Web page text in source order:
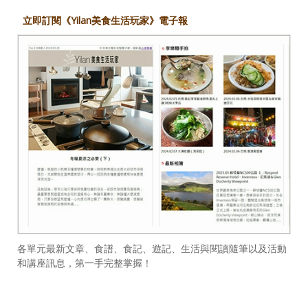
立即訂閱《Yilan美食生活玩家》電子報
各單元最新文章、食譜、食記、遊記、生活與閱讀隨筆以及活動
和講座訊息，第一手完整掌握！